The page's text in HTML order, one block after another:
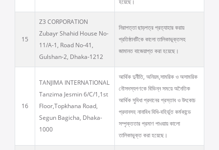
হয়েছে।
15
Z3 CORPORATION
Zubayr Shahid House No-
11/A-1, Road No-41,
Gulshan-2, Dhaka-1212
নিরাপত্তা ছাড়পত্র প্রত্যাহার করায়
প্রতিষ্ঠানটিকে কালো তালিকাভূক্তসহ
জামানত বাজেয়াপ্ত করা হয়েছে।
16
TANJIMA INTERNATIONAL
Tanzima Jesmin 6/C/1,1st
Floor,Topkhana Road,
Segun Bagicha, Dhaka-
1000
আর্থিক দুর্নীতি, অনিয়ম,সামরিক ও অসামরিক
নৌসদস্যগণকে বিভিন্ন সময়ে অনৈতিক
আর্থিক সুবিধা প্রদানের প্রস্তাব ও উৎকোচ
প্রদানসহ নানাবিধ বিধি-বহির্ভূত কর্মকান্ডে
সম্পৃক্ততার প্রমাণ পাওয়ায় কালো
তালিকাভুক্ত করা হয়েছে।